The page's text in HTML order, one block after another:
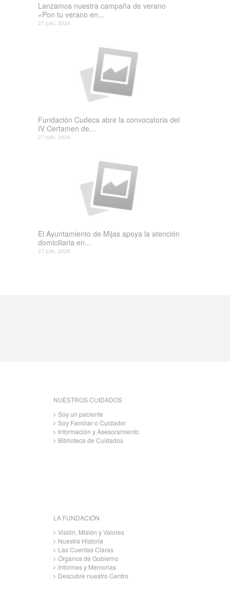
Lanzamos nuestra campaña de verano
«Pon tu verano en...
27 julio, 2026
Fundación Cudeca abre la convocatoria del
IV Certamen de...
27 julio, 2026
El Ayuntamiento de Mijas apoya la atención
domiciliaria en...
27 julio, 2026
NUESTROS CUIDADOS
Soy un paciente
Soy Familiar o Cuidador
Información y Asesoramiento
Biblioteca de Cuidados
LA FUNDACIÓN
Visión, Misión y Valores
Nuestra Historia
Las Cuentas Claras
Órganos de Gobierno
Informes y Memorias
Descubre nuestro Centro